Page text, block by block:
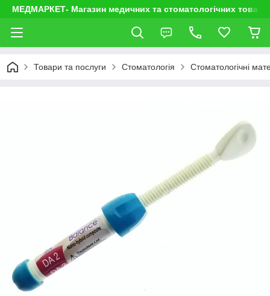
МЕДМАРКЕТ- Магазин медичних та стоматологічних
Товари та послуги Стоматологія Стоматологічні